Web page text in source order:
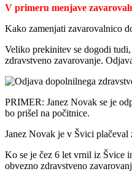
V primeru menjave
Kako zamenjati zavarovalnico
Veliko prekinitev se dogodi
zdravstveno zavarovanje.
PRIMER: Janez Novak se je
bo prišel na počitnice.
Janez Novak je v Švici plačeval
Ko se je čez 6 let vrnil iz Švice
obvezno zdravstveno